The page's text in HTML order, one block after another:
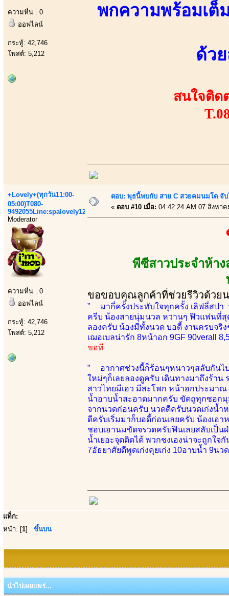
ความหื่น : 0
ออฟไลน์
กระทู้: 42,746
โพสต์: 5,212
พกความพร้อมเต็
ด้ว
สนใจติด
+Lovely+(ทุกวัน11:00-
05:00)T080-
9492055Line:spalovely123
Moderator
ความหื่น : 0
ออฟไลน์
กระทู้: 42,746
โพสต์: 5,212
ตอบ: พุธนี้พบกับ สาย C สวยคมนมโต จั
« ตอบ #10 เมื่อ: 04:42:24 AM 07 สิงหา
พีซีสาวประจำห้า
ขอขอบคุณลูกค้าที่ช่วยรีวิวด้วย
” มากี่ครั้งประทับใจทุกครั้ง เลิฟลี่สปา
ครีบ น้องสายนุ่มนวล หวานๆ ฟิวแฟนที่สุ
ลองครับ น้องมีทั้งนวด บอดี้ งานครบจริ
เฌอเบลน่ารัก 8หน้าอก 9GF 90verall
ขอที
” อากาศช่วงนี้ก็ร้อนๆหนาวๆสลับกันไป
ใหม่ๆก็เลยลองดูครับ เดินทางมาถึงร้า
สาวไทยมีเอว มีสะโพก หน้าอกประมา
น้ำอาบน้ำสะอาดมากครับ ขัดถูทุกซอกมุ
จากนวดก่อนครับ นวดดีครับนวดเก่งน้ำ
ดีครับเริ่มมาก็บอดี้ก่อนเลยครับ น้องเอ
ชอบเอานมขัดจรวดครับฟินเลยสลับเป็
น้ำเยอะจุดติดได้ พวกชงเองน่าจะถูกใ
7อัธยาศัยดีพูดเก่งคุยเก่ง 10อาบน้ำ 9น
แท็ก:
หน้า: [1] ขึ้นบน
นำไปเผยแพร่...